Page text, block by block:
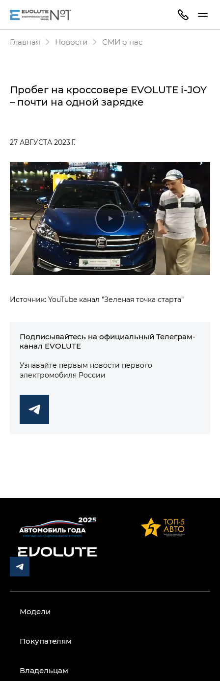
Главная Новости СМИ о нас
Пробег на кроссовере EVOLUTE i‑JOY
– почти на одной зарядке
27 АВГУСТА 2023 Г.
Источник: YouTube канал "Зеленая точка старта"
Подписывайтесь на официальный Телеграм-
канал EVOLUTE
Узнавайте первым новости первого
электромобиля России
Модели
Покупателям
Владельцам